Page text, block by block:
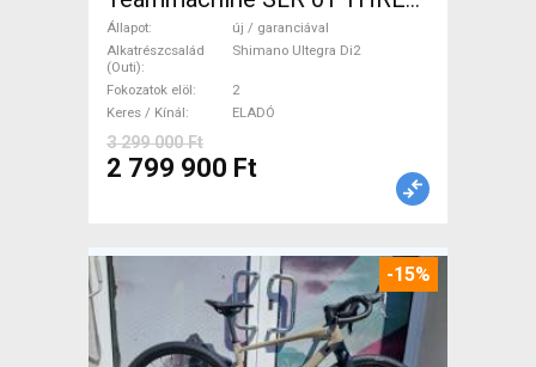
Ultegra Di2 Országúti
Shimano Ultegra Di2 tárcsafék
új / garanciával ELADÓ
Állapot
új / garanciával
Alkatrészcsalád
(Outi)
Shimano Ultegra Di2
Fokozatok elöl
2
Keres / Kínál
ELADÓ
3 299 000 Ft
2 799 900 Ft
-15%